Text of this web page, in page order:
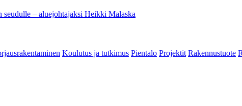
– aluejohtajaksi Heikki Malaska
Koulutus ja tutkimus Pientalo Projektit Rakennustuote